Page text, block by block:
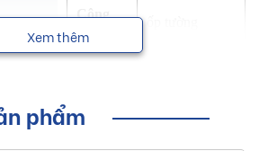
Công
dụng
NSX Đồng Tâm
Xem thêm
phẩm